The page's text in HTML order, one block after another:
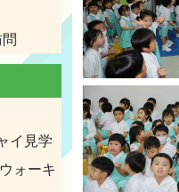
イ見学
ォーキ